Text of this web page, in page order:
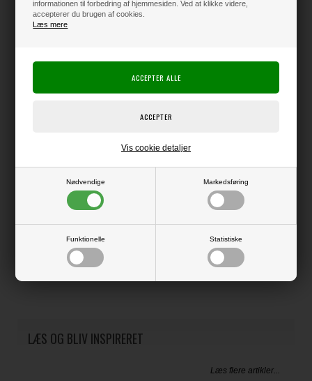
informationen til forbedring af hjemmesiden. Ved at klikke videre,
accepterer du brugen af cookies.
Læs mere
Nødvendige Markedsføring
Funktionelle Statistiske
Vis cookie detaljer
210,00 DKK
Producentens varenr.:CS441
Elizabeth Crafts planner-serien.
LÆS OG BLIV INSPIRERET
Læs flere artikler...